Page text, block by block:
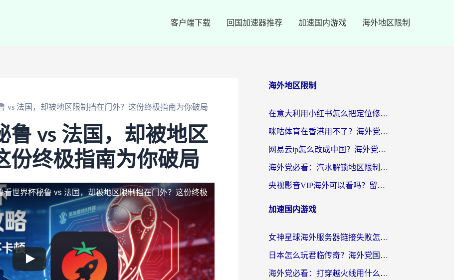
客户端下载 回国加速器推荐 加速国内游戏 海外地区限制
vs 法国，却被地区限制挡在门外？这份终极指南为你破局
鲁 vs 法国，却被地区
份终极指南为你破局
看世界杯秘鲁 vs 法国，却被地区限制挡在门外？这份终极
海外地区限制
在意大利用小红书怎么把定位修改到中国国内？3个实用技巧+1个靠谱工具帮你搞定
咪咕体育在香港用不了？海外党必看的回国加速器选择指南（附3个真实场景解决方案）
网易云ip怎么改成中国？海外党听音乐听书的无痛解决方案
海外党必看：汽水解锁地区限制怎么解除？3招解决国内影音&生活服务难题
央视影音VIP海外可以看吗？留学生亲测有效的回国加速器选择指南
加速国内游戏
女神星球海外服务器链接失败怎么解决？海外党国服游戏加速避坑指南
日本怎么玩君临传奇？海外党国服游戏加速避坑指南（附菲律宾欧洲玩家实测）
海外党必看：打穿越火线用什么加速器？解决延迟卡顿，还能玩奇妙拼图世界和第五人格